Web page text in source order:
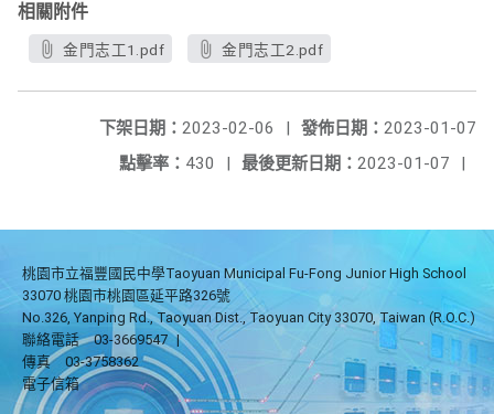
相關附件
金門志工1.pdf 金門志工2.pdf
發佈日期： 2023-01-07
下架日期： 2023-02-06
|
最後更新日期： 2023-01-07 |
點擊率： 430 |
桃園市立福豐國民中學Taoyuan Municipal Fu-Fong Junior High School
33070 桃園市桃園區延平路326號
No.326, Yanping Rd., Taoyuan Dist., Taoyuan City 33070, Taiwan (R.O.C.)
聯絡電話
03-3669547 |
傳真
03-3758362
電子信箱